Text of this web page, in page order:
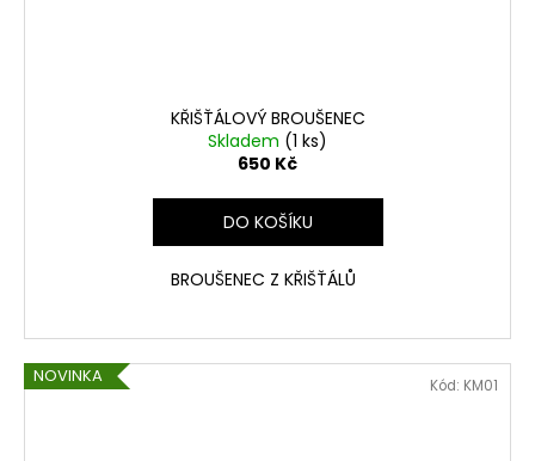
KŘIŠŤÁLOVÝ BROUŠENEC
Skladem (1 ks)
650 Kč
DO KOŠÍKU
BROUŠENEC Z KŘIŠŤÁLŮ
NOVINKA Kód: KM01